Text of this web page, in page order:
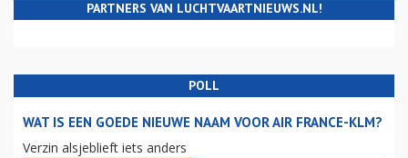
PARTNERS VAN LUCHTVAARTNIEUWS.NL!
POLL
WAT IS EEN GOEDE NIEUWE NAAM VOOR AIR FRANCE-KLM?
Verzin alsjeblieft iets anders